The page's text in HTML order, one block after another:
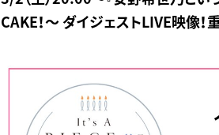
CAKE！～ ダイジェストLIVE映像！